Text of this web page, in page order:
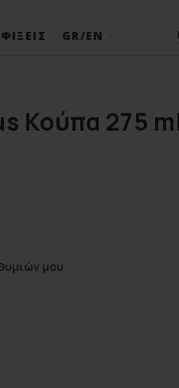
GR/EN
Κούπα 275
μου